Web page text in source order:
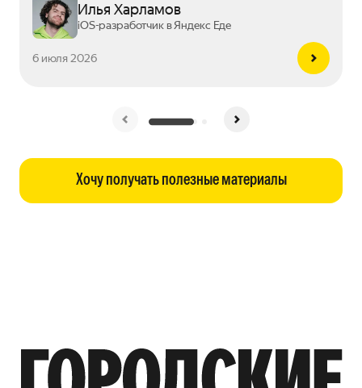
Илья Харламов
iOS-разработчик в Яндекс Еде
6 июля 2026
Хочу получать полезные материалы